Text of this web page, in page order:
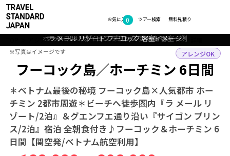
お気に入り
0 無料見積り
ツアー検索
アジア ベトナム フーコック島・ホーチミン ツアー詳細
フーコック島／ホーチミン 6日間
＊ベトナム最後の秘境 フーコック島×人気都市 ホー
チミン 2都市周遊＊ビーチへ徒歩圏内『ラ メール リ
ゾート/2泊』＆グエンフエ通り沿い『サイゴン プリン
ス/2泊』宿泊 全朝食付き♪フーコック＆ホーチミン 6
日間【関空発/ベトナム航空利用】
アレンジOK
フーコック島：風景
ホーチミン：サイゴン大教会
ラ メール リゾート フーコック プールイメージ
ラ メール リゾート フーコック 客室イメージ
ホーチミン：サイゴン プリンス ホテル 客室一例
フォトギャラリー
※写真はイメージです
※写真はイメージです